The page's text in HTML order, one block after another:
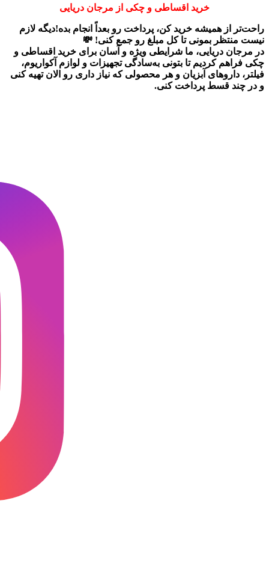
خرید اقساطی و چکی از مرجان دریایی
راحت‌تر از همیشه خرید کن، پرداخت رو بعداً انجام بده!دیگه لازم
نیست منتظر بمونی تا کل مبلغ رو جمع کنی! 💸
در مرجان دریایی، ما شرایطی ویژه و آسان برای خرید اقساطی و
چکی فراهم کردیم تا بتونی به‌سادگی تجهیزات و لوازم آکواریوم،
فیلتر، داروهای آبزیان و هر محصولی که نیاز داری رو الان تهیه کنی
و در چند قسط پرداخت کنی.